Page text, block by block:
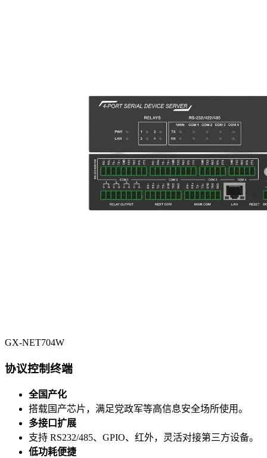
GX-NET704W
协议控制终端
全国产化
搭载国产芯片，满足党政军等高信息安全场所使用。
多接口扩展
支持 RS232/485、GPIO、红外，灵活对接第三方设备。
低功耗便捷